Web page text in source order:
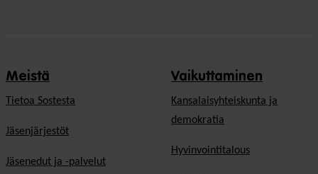
Meistä
Tietoa Sostesta
Jäsenjärjestöt
Jäsenedut ja -palvelut
Vaikuttaminen
Kansalaisyhteiskunta ja
demokratia
Hyvinvointitalous